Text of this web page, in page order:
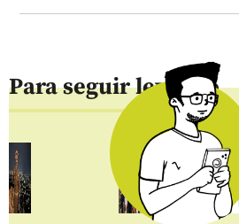
Para seguir leyendo